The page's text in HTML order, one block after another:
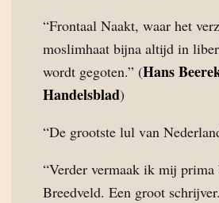
“Frontaal Naakt, waar het
moslimhaat bijna altijd in
wordt gegoten.” (Hans
Handelsblad)
“De grootste lul van
“Verder vermaak ik mij prima
Breedveld. Een groot